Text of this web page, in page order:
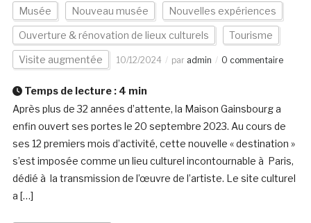
Musée Nouveau musée Nouvelles expériences
Ouverture & rénovation de lieux culturels Tourisme
Visite augmentée 10/12/2024 par admin 0 commentaire
Temps de lecture : 4 min
Après plus de 32 années d’attente, la Maison Gainsbourg a
enfin ouvert ses portes le 20 septembre 2023. Au cours de
ses 12 premiers mois d’activité, cette nouvelle « destination »
s’est imposée comme un lieu culturel incontournable à Paris,
dédié à la transmission de l’œuvre de l’artiste. Le site culturel
a […]